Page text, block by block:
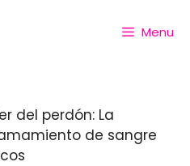
Menu
del perdón: La
de sangre